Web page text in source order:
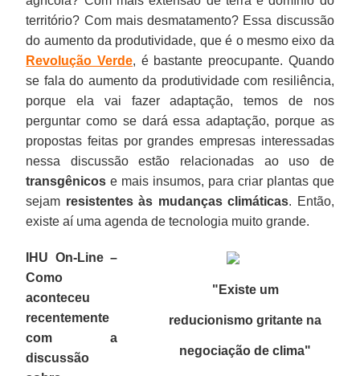
território? Com mais desmatamento? Essa discussão
do aumento da produtividade, que é o mesmo eixo da
Revolução Verde, é bastante preocupante. Quando
se fala do aumento da produtividade com resiliência,
porque ela vai fazer adaptação, temos de nos
perguntar como se dará essa adaptação, porque as
propostas feitas por grandes empresas interessadas
nessa discussão estão relacionadas ao uso de
transgênicos e mais insumos, para criar plantas que
sejam resistentes às mudanças climáticas. Então,
existe aí uma agenda de tecnologia muito grande.
"Existe um
reducionismo gritante na
negociação de clima"
IHU On-Line –
Como
aconteceu
recentemente
com a
discussão